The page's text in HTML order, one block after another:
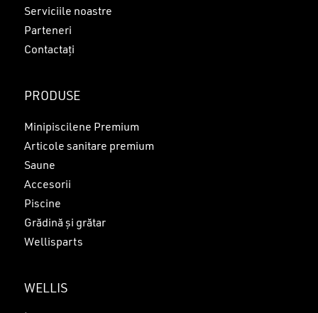
Serviciile noastre
Parteneri
Contactați
PRODUSE
Minipiscilene Premium
Articole sanitare premium
Saune
Accesorii
Piscine
Grădină și grătar
Wellisparts
WELLIS